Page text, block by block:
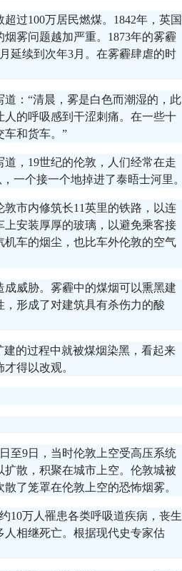
过100万居民燃煤。1842年，英国
雾问题越加严重。1873年的雾霾
延续到次年3月。在雾霾肆虐的时
：“清晨，雾是白色而潮湿的，此
的呼吸感到干涩刺痛。在一些十
车和货车。”
，19世纪的伦敦，人们经常在走
一个接一个地掉进了泰晤士河里。
市内修筑长11英里的铁路，以连
安装厚厚的玻璃，以避免乘客接
车的烟尘，也比车外伦敦的空气
威胁。雾霾中的煤烟可以熏黑建
形成了对建筑具有杀伤力的酸
建的过程中就被煤烟染黑，看起来
得以改观。
至9日，当时伦敦上空受高压系统
散，积聚在城市上空。伦敦城被
了笼罩在伦敦上空的恐怖烟雾。
10万人罹患各类呼吸道疾病，丧生
人相继死亡。根据现代史专家估